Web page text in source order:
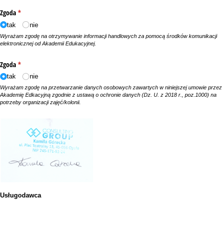
Zgoda *
(wymagane)
tak nie
Wyrażam zgodę na otrzymywanie informacji handlowych za pomocą środków komunikacji
elektronicznej od Akademii Edukacyjnej.
Zgoda *
(wymagane)
tak nie
Wyrażam zgodę na przetwarzanie danych osobowych zawartych w niniejszej umowie przez
Akademię Edkacyjną zgodnie z ustawą o ochronie danych (Dz. U. z 2018 r., poz.1000) na
potrzeby organizacji zajęć/kolonii.
Usługodawca